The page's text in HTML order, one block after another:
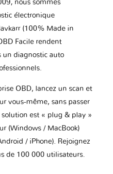
nous sommes
électronique
(100% Made in
Facile rendent
un diagnostic auto
OBD, lancez un scan et
vous-même, sans passer
solution est « plug & play »
(Windows / MacBook)
/ iPhone). Rejoignez
de 100 000 utilisateurs.